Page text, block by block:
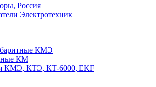
Россия
Электротехник
КМЭ
КМ
КМЭ, КТЭ, КТ-6000, EKF